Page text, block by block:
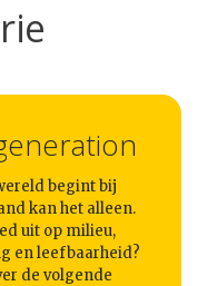
begint bij
kan het alleen.
uit op milieu,
en leefbaarheid?
de volgende